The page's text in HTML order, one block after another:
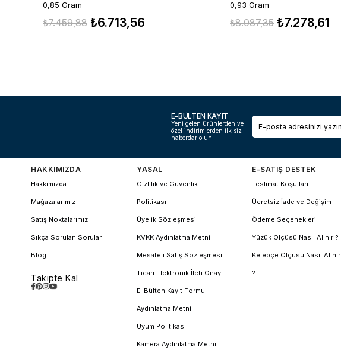
0,85 Gram
₺6.713,56
₺7.459,88
0,93 Gram
₺7.278,61
₺8.087,35
E-BÜLTEN KAYIT
Yeni gelen ürünlerden ve
özel indirimlerden ilk siz
haberdar olun.
HAKKIMIZDA
Hakkımızda
Mağazalarımız
Satış Noktalarımız
Sıkça Sorulan Sorular
Blog
Takipte Kal
YASAL
Gizlilik ve Güvenlik
Politikası
Üyelik Sözleşmesi
KVKK Aydınlatma Metni
Mesafeli Satış Sözleşmesi
Ticari Elektronik İleti Onayı
E-Bülten Kayıt Formu
Aydınlatma Metni
Uyum Politikası
Kamera Aydınlatma Metni
E-SATIŞ DESTEK
Teslimat Koşulları
Ücretsiz İade ve Değişim
Ödeme Seçenekleri
Yüzük Ölçüsü Nasıl Alınır ?
Kelepçe Ölçüsü Nasıl Alınır
?